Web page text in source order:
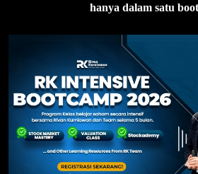
hanya dalam satu